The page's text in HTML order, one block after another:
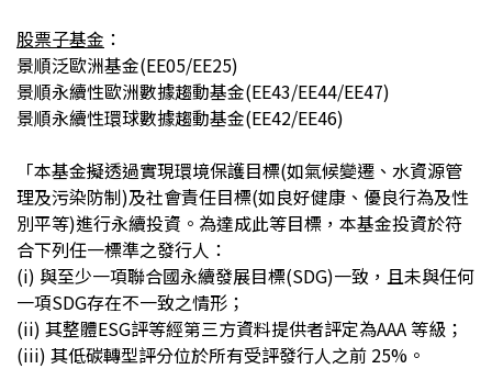
股票子基金 ：
景順泛歐洲基金(EE05/EE25)
景順永續性歐洲數據趨動基金(EE43/EE44/EE47)
景順永續性環球數據趨動基金(EE42/EE46)
「本基金擬透過實現環境保護目標(如氣候變遷、水資源管
理及污染防制)及社會責任目標(如良好健康、優良行為及性
別平等)進行永續投資。為達成此等目標，本基金投資於符
合下列任一標準之發行人：
(i) 與至少一項聯合國永續發展目標(SDG)一致，且未與任何
一項SDG存在不一致之情形；
(ii) 其整體ESG評等經第三方資料提供者評定為AAA等級；
(iii) 其低碳轉型評分位於所有受評發行人之前 25% 。